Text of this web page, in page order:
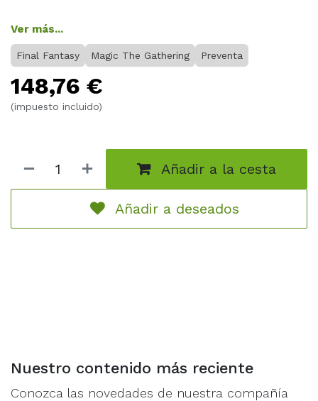
FANTASY, cada uno con 14 cartas de MTG y 1 ficha,
carta publicitaria o carta de arte
Ver más...
Final Fantasy Magic The Gathering Preventa
148,76 €
(impuesto incluido)
Añadir a la cesta
Añadir a deseados
Nuestro contenido más reciente
Conozca las novedades de nuestra compañía